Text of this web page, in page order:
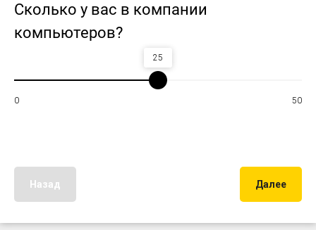
Сколько у вас в компании
компьютеров?
25
0 50
Назад Далее